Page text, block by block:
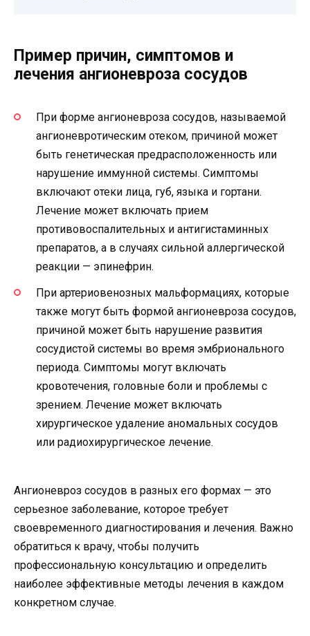
Пример причин, симптомов и
лечения ангионевроза сосудов
При форме ангионевроза сосудов, называемой
ангионевротическим отеком, причиной может
быть генетическая предрасположенность или
нарушение иммунной системы. Симптомы
включают отеки лица, губ, языка и гортани.
Лечение может включать прием
противовоспалительных и антигистаминных
препаратов, а в случаях сильной аллергической
реакции — эпинефрин.
При артериовенозных мальформациях, которые
также могут быть формой ангионевроза сосудов,
причиной может быть нарушение развития
сосудистой системы во время эмбрионального
периода. Симптомы могут включать
кровотечения, головные боли и проблемы с
зрением. Лечение может включать
хирургическое удаление аномальных сосудов
или радиохирургическое лечение.
Ангионевроз сосудов в разных его формах — это
серьезное заболевание, которое требует
своевременного диагностирования и лечения. Важно
обратиться к врачу, чтобы получить
профессиональную консультацию и определить
наиболее эффективные методы лечения в каждом
конкретном случае.